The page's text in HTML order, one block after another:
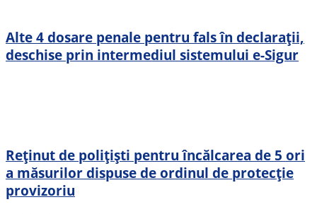
Alte 4 dosare penale pentru fals în declarații,
deschise prin intermediul sistemului e-Sigur
Reținut de polițiști pentru încălcarea de 5 ori
a măsurilor dispuse de ordinul de protecție
provizoriu